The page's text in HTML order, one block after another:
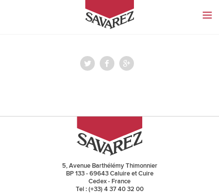
SAVAREZ
5, Avenue Barthélémy Thimonnier
BP 133 - 69643 Caluire et Cuire
Cedex - France
Tel : (+33) 4 37 40 32 00